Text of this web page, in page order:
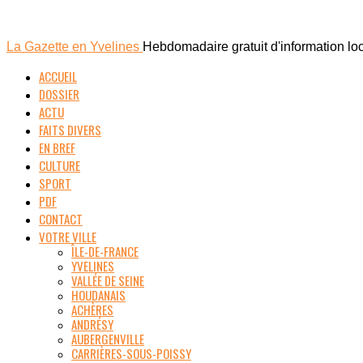
La Gazette en Yvelines Hebdomadaire gratuit d'information
ACCUEIL
DOSSIER
ACTU
FAITS DIVERS
EN BREF
CULTURE
SPORT
PDF
CONTACT
VOTRE VILLE
ÎLE-DE-FRANCE
YVELINES
VALLÉE DE SEINE
HOUDANAIS
ACHÈRES
ANDRÉSY
AUBERGENVILLE
CARRIÈRES-SOUS-POISSY